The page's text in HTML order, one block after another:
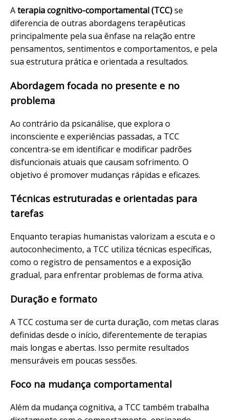
Aterapia cognitivo-comportamental (TCC)se
diferencia de outras abordagens terapêuticas
principalmente pela sua ênfase na relação entre
pensamentos, sentimentos e comportamentos, e pela
sua estrutura prática e orientada a resultados.
Abordagem focada no presente e no
problema
Ao contrário da psicanálise, que explora o
inconsciente e experiências passadas, a TCC
concentra-se em identificar e modificar padrões
disfuncionais atuais que causam sofrimento. O
objetivo é promover mudanças rápidas e eficazes.
Técnicas estruturadas e orientadas para
tarefas
Enquanto terapias humanistas valorizam a escuta e o
autoconhecimento, a TCC utiliza técnicas específicas,
como o registro de pensamentos e a exposição
gradual, para enfrentar problemas de forma ativa.
Duração e formato
A TCC costuma ser de curta duração, com metas claras
definidas desde o início, diferentemente de terapias
mais longas e abertas. Isso permite resultados
mensuráveis em poucas sessões.
Foco na mudança comportamental
Além da mudança cognitiva, a TCC também trabalha